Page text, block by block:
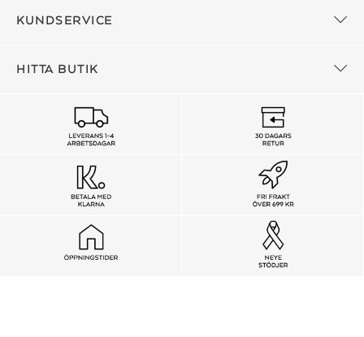
KUNDSERVICE
HITTA BUTIK